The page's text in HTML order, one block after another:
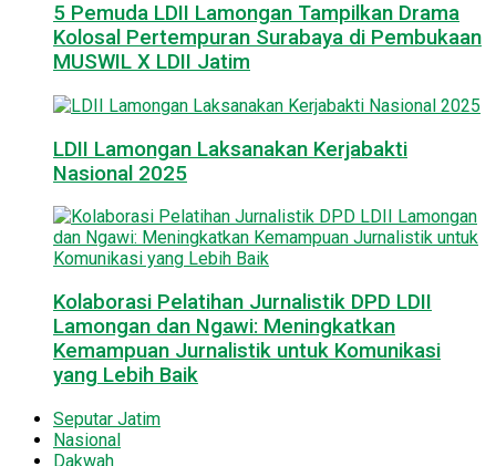
5 Pemuda LDII Lamongan Tampilkan Drama
Kolosal Pertempuran Surabaya di Pembukaan
MUSWIL X LDII Jatim
LDII Lamongan Laksanakan Kerjabakti
Nasional 2025
Kolaborasi Pelatihan Jurnalistik DPD LDII
Lamongan dan Ngawi: Meningkatkan
Kemampuan Jurnalistik untuk Komunikasi
yang Lebih Baik
Seputar Jatim
Nasional
Dakwah